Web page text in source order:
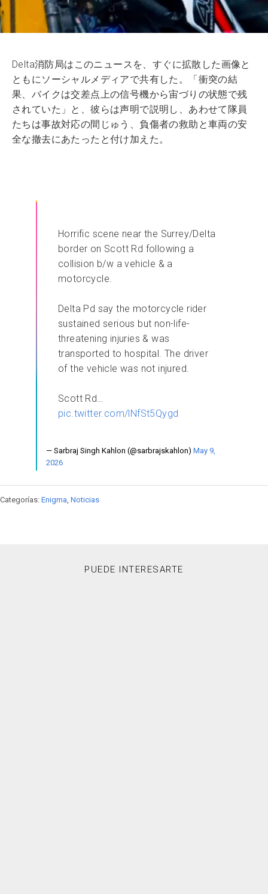
Delta消防局はこのニュースを、すぐに拡散した画像と
ともにソーシャルメディアで共有した。「衝突の結
果、バイクは交差点上の信号機から宙づりの状態で残
されていた」と、彼らは声明で説明し、あわせて隊員
たちは事故対応の間じゅう、負傷者の救助と車両の安
全な撤去にあたったと付け加えた。
Horrific scene near the Surrey/Delta
border on Scott Rd following a
collision b/w a vehicle & a
motorcycle.
Delta Pd say the motorcycle rider
sustained serious but non-life-
threatening injuries & was
transported to hospital. The driver
of the vehicle was not injured.
Scott Rd…
pic.twitter.com/lNfSt5Qygd
— Sarbraj Singh Kahlon (@sarbrajskahlon) May 9,
2026
Categorías: Enigma, Noticias
PUEDE INTERESARTE